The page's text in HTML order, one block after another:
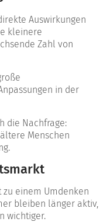
Auswirkungen
kleinere
Zahl von
in der
die Nachfrage:
Menschen
einem Umdenken
bleiben länger aktiv,
wichtiger.